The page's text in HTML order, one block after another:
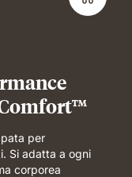
per
Si adatta a ogni
corporea